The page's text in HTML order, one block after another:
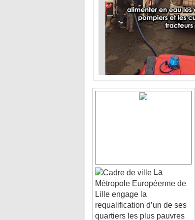
Métropole Européenne de
Lille engage la
requalification d’un de ses
quartiers les plus pauvres